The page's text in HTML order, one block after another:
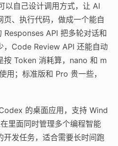
以自己设计调用方式，让 AI
页、执行代码，做成一个能自
Responses API 把多轮对话和
，Code Review API 还能自动
按 Token 消耗算，nano 和 m
用；标准版和 Pro 贵一些，
的桌面应用，支持 Wind
里面同时管理多个编程智能
发任务，适合需要长时间跑